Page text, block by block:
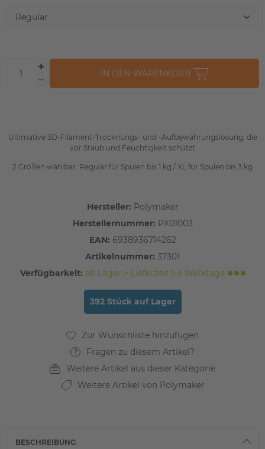
Ultimative 3D-Filament-Trocknungs- und -Aufbewahrungslösung, die
vor Staub und Feuchtigkeit schützt
2 Größen wählbar: Regular für Spulen bis 1 kg / XL für Spulen bis 3 kg
Hersteller: Polymaker
Herstellernummer: PX01003
EAN: 6938936714262
Artikelnummer: 37301
Verfügbarkeit: ab Lager > Lieferzeit 1-3 Werktage
392 Stück auf Lager
Fragen zu diesem Artikel?
Weitere Artikel aus dieser Kategorie
Weitere Artikel von Polymaker
IN DEN WARENKORB
BESCHREIBUNG